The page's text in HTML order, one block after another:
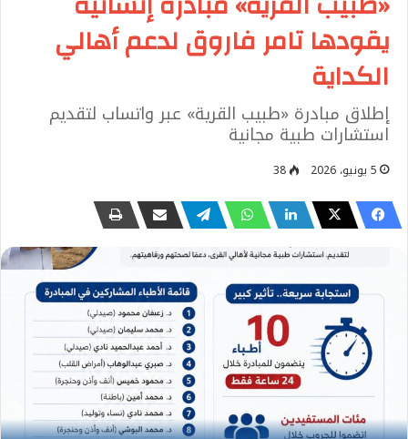
يقودها تامر فاروق لدعم أهالي
الكداية
إطلاق مبادرة «طبيب القرية» عبر واتساب لتقديم
استشارات طبية مجانية
5 يونيو، 2026 38